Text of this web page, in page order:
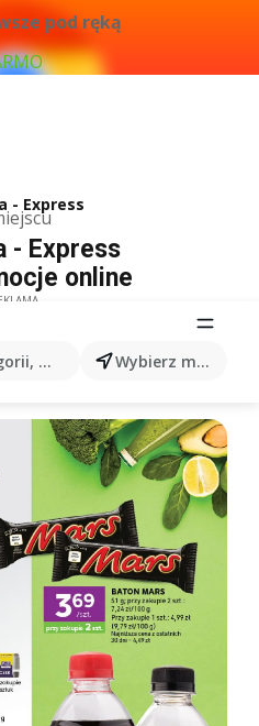
pod ręką
produktów... Wybierz miasto
- Express
- Express
online